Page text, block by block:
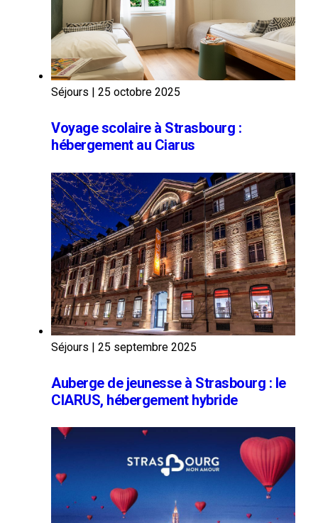
Séjours 25 octobre 2025
Voyage scolaire à Strasbourg :
hébergement au Ciarus
Séjours | 25 septembre 2025
Auberge de jeunesse à Strasbourg : le
CIARUS, hébergement hybride